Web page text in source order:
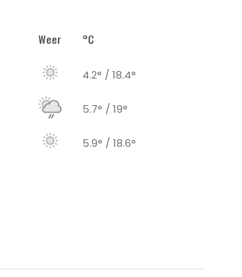
Weer °C
4.2° / 18.4°
5.7° / 19°
5.9° / 18.6°